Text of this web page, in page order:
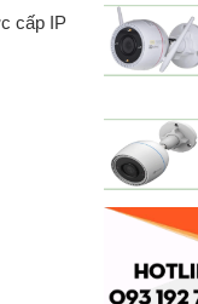
cấp IP